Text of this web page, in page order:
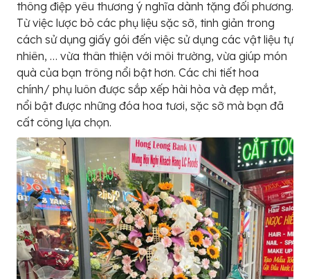
thông điệp yêu thương ý nghĩa dành tặng đối phương.
Từ việc lược bỏ các phụ liệu sặc sỡ, tinh giản trong
cách sử dụng giấy gói đến việc sử dụng các vật liệu tự
nhiên, … vừa thân thiện với môi trường, vừa giúp món
quà của bạn trông nổi bật hơn. Các chi tiết hoa
chính/ phụ luôn được sắp xếp hài hòa và đẹp mắt,
nổi bật được những đóa hoa tươi, sặc sỡ mà bạn đã
cất công lựa chọn.